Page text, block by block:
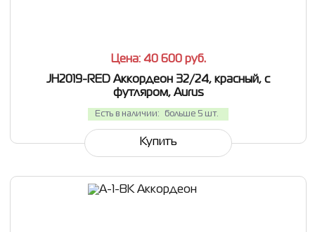
Цена: 40 600 руб.
JH2019-RED Аккордеон 32/24, красный, с
футляром, Aurus
Есть в наличии: больше 5 шт.
Купить